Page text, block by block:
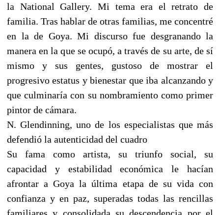
la National Gallery. Mi tema era el retrato de
familia. Tras hablar de otras familias, me concentré
en la de Goya. Mi discurso fue desgranando la
manera en la que se ocupó, a través de su arte, de sí
mismo y sus gentes, gustoso de mostrar el
progresivo estatus y bienestar que iba alcanzando y
que culminaría con su nombramiento como primer
pintor de cámara.
N. Glendinning, uno de los especialistas que más
defendió la autenticidad del cuadro
Su fama como artista, su triunfo social, su
capacidad y estabilidad económica le hacían
afrontar a Goya la última etapa de su vida con
confianza y en paz, superadas todas las rencillas